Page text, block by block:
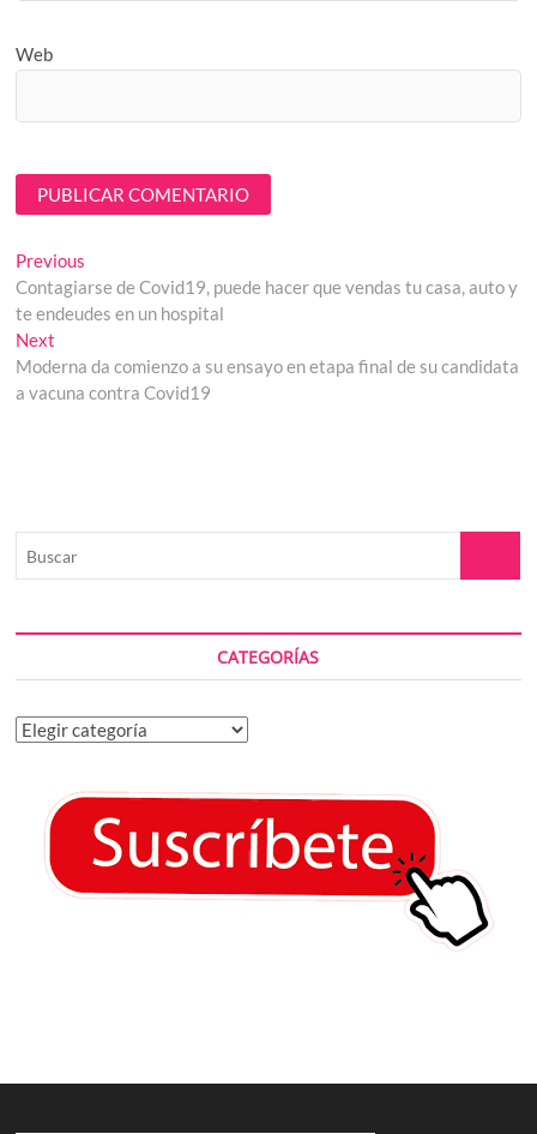
Web
Navegación
de
entradas
Previous
post:
Contagiarse de Covid19, puede hacer que vendas tu casa, auto y
te endeudes en un hospital
Next
post:
Moderna da comienzo a su ensayo en etapa final de su candidata
a vacuna contra Covid19
CATEGORÍAS
Categorías